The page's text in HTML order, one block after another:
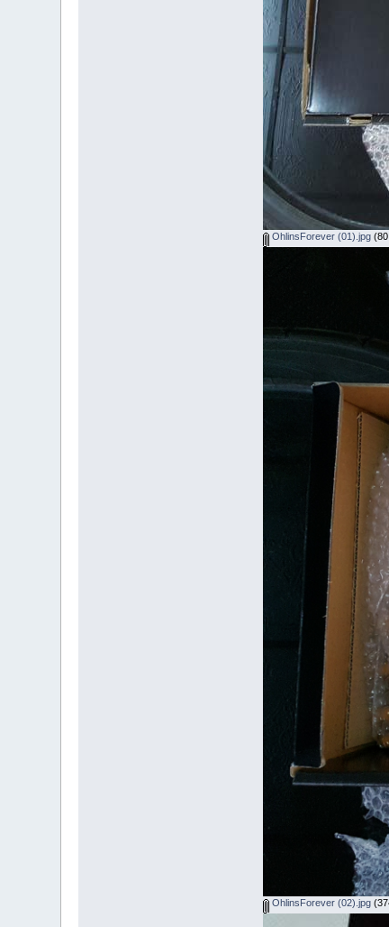
OhlinsForever (01).jpg
OhlinsForever (02).jpg